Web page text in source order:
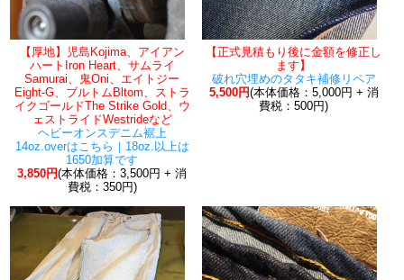
【厚地】児島Kojima、アイアン
ハートIron Heart、サムライ
Samurai、鬼Oni、エイトジー
Eight-G、ブルトムBltom、ストラ
イクゴールドThe Strike Gold、ウ
ェストライドWestrideなど
ヘビーオンスデニム裾上
14oz.overはこちら｜18oz.以上は
1650加算です
3,850円(本体価格：3,500円 + 消
費税：350円)
【正式見積もり後に金額を修正し
ます】
破れ穴埋めのタタキ補修リペア
5,500円(本体価格：5,000円 + 消
費税：500円)